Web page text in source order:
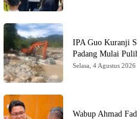
IPA Guo Kuranji
Padang Mulai
Selasa, 4 Agustus
Wabup Ahmad